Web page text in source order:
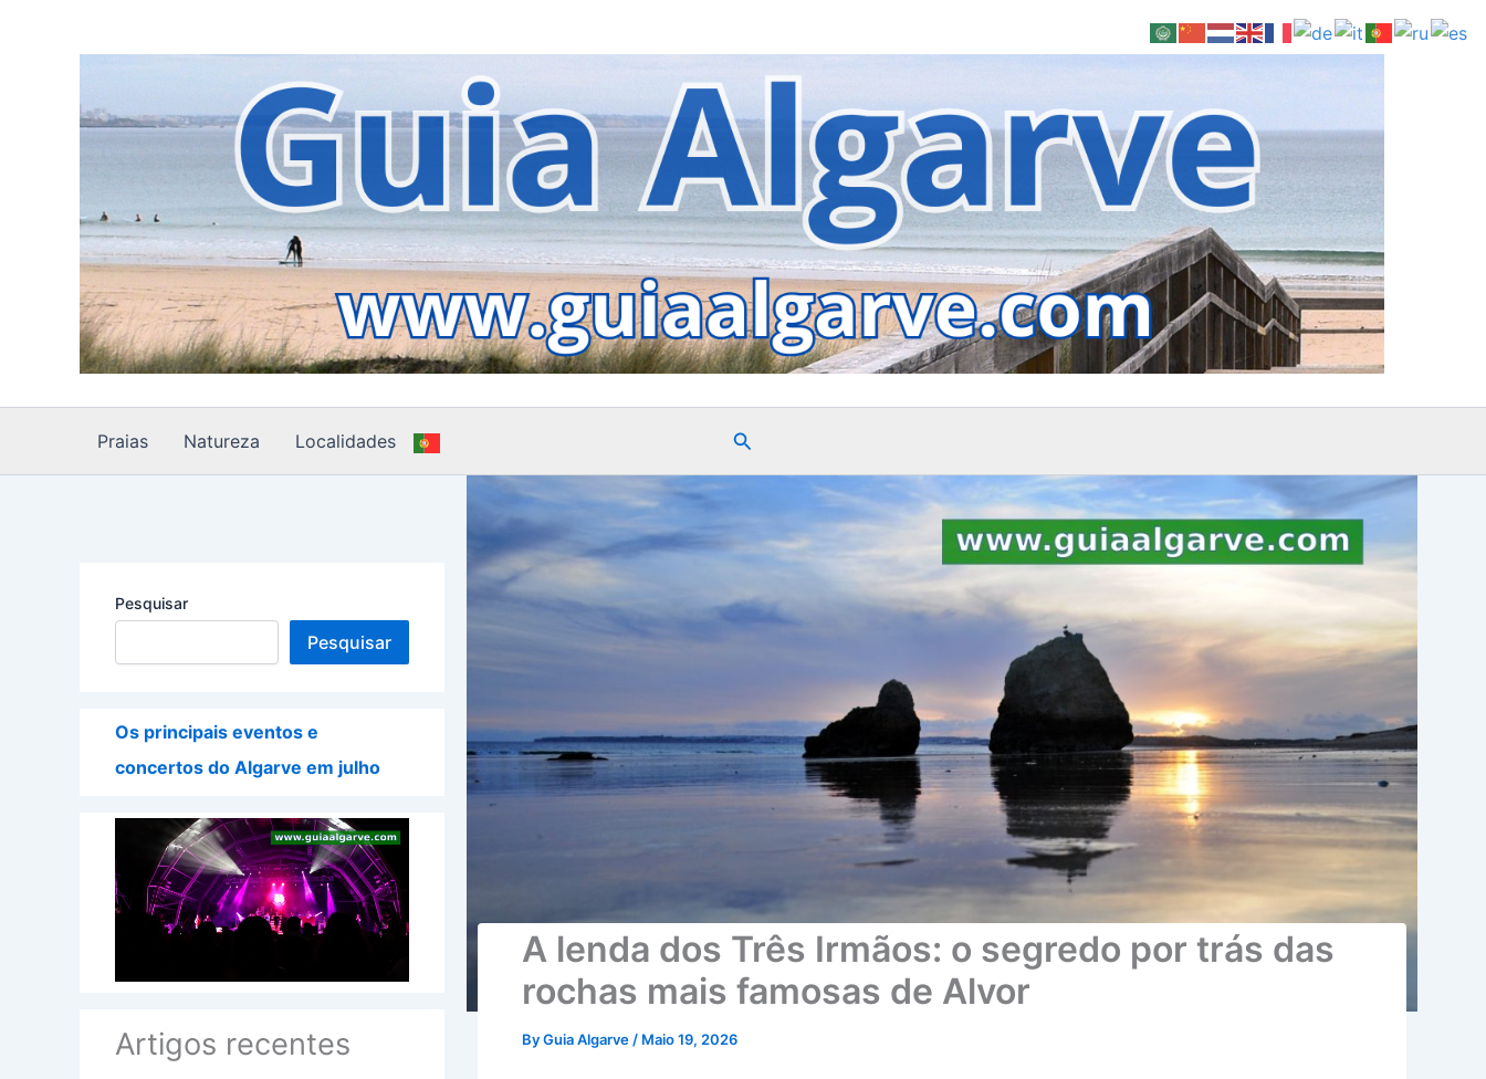
Praias Natureza Localidades Search
Pesquisar
Pesquisar
Os principais eventos e
concertos do Algarve em julho
Artigos recentes
A lenda dos Três Irmãos: o segredo por trás das
rochas mais famosas de Alvor
ByGuia Algarve/ Maio 19, 2026